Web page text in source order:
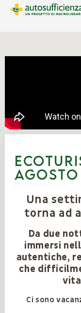
agosto
Una
torna ad
Da due
immersi
autentiche,
che
Ci sono